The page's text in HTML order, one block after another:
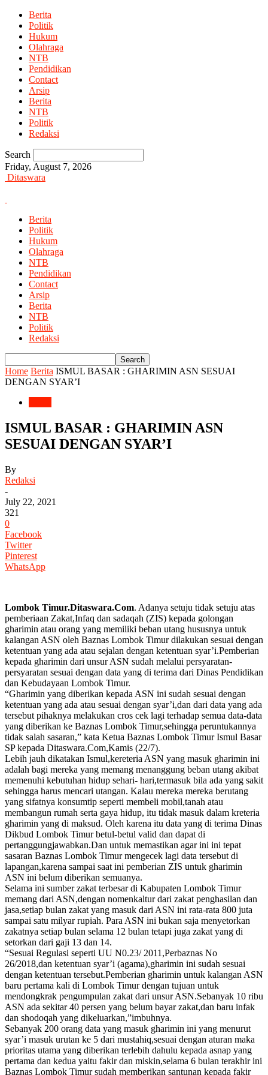
Berita
Politik
Hukum
Olahraga
NTB
Pendidikan
Contact
Arsip
Berita
NTB
Politik
Redaksi
Search
Friday, August 7, 2026
Ditaswara
Berita
Politik
Hukum
Olahraga
NTB
Pendidikan
Contact
Arsip
Berita
NTB
Politik
Redaksi
Home Berita ISMUL BASAR : GHARIMIN ASN SESUAI
DENGAN SYAR’I
ISMUL BASAR : GHARIMIN ASN
SESUAI DENGAN SYAR’I
By
Redaksi
-
July 22, 2021
321
0
Facebook
Twitter
Pinterest
WhatsApp
Lombok Timur.Ditaswara.Com. Adanya setuju tidak setuju atas
pemberiaan Zakat,Infaq dan sadaqah (ZIS) kepada golongan
gharimin atau orang yang memiliki beban utang hususnya untuk
kalangan ASN oleh Baznas Lombok Timur dilakukan sesuai dengan
ketentuan yang ada atau sejalan dengan ketentuan syar’i.Pemberian
kepada gharimin dari unsur ASN sudah melalui persyaratan-
persyaratan sesuai dengan data yang di terima dari Dinas Pendidikan
dan Kebudayaan Lombok Timur.
“Gharimin yang diberikan kepada ASN ini sudah sesuai dengan
ketentuan yang ada atau sesuai dengan syar’i,dan dari data yang ada
tersebut pihaknya melakukan cros cek lagi terhadap semua data-data
yang diberikan ke Baznas Lombok Timur,sehingga peruntukannya
tidak salah sasaran,” kata Ketua Baznas Lombok Timur Ismul Basar
SP kepada Ditaswara.Com,Kamis (22/7).
Lebih jauh dikatakan Ismul,kereteria ASN yang masuk gharimin ini
adalah bagi mereka yang memang menanggung beban utang akibat
memenuhi kebutuhan hidup sehari- hari,termasuk bila ada yang sakit
sehingga harus mencari utangan. Kalau mereka mereka berutang
yang sifatnya konsumtip seperti membeli mobil,tanah atau
membangun rumah serta gaya hidup, itu tidak masuk dalam kreteria
gharimin yang di maksud. Oleh karena itu data yang di terima Dinas
Dikbud Lombok Timur betul-betul valid dan dapat di
pertanggungjawabkan.Dan untuk memastikan agar ini ini tepat
sasaran Baznas Lombok Timur mengecek lagi data tersebut di
lapangan,karena sampai saat ini pemberian ZIS untuk gharimin
ASN ini belum diberikan semuanya.
Selama ini sumber zakat terbesar di Kabupaten Lombok Timur
memang dari ASN,dengan nomenkaltur dari zakat penghasilan dan
jasa,setiap bulan zakat yang masuk dari ASN ini rata-rata 800 juta
sampai satu milyar rupiah. Para ASN ini bukan saja menyetorkan
zakatnya setiap bulan selama 12 bulan tetapi juga zakat yang di
setorkan dari gaji 13 dan 14.
“Sesuai Regulasi seperti UU N0.23/ 2011,Perbaznas No
26/2018,dan ketentuan syar’i (agama),gharimin ini sudah sesuai
dengan ketentuan tersebut.Pemberian gharimin untuk kalangan ASN
baru pertama kali di Lombok Timur dengan tujuan untuk
mendongkrak pengumpulan zakat dari unsur ASN.Sebanyak 10 ribu
ASN ada sekitar 40 persen yang belum bayar zakat,dan baru infak
dan shodoqah yang dikeluarkan,”imbuhnya.
Sebanyak 200 orang data yang masuk gharimin ini yang menurut
syar’i masuk urutan ke 5 dari mustahiq,sesuai dengan aturan maka
prioritas utama yang diberikan terlebih dahulu kepada asnap yang
pertama dan kedua yaitu fakir dan miskin,selama 6 bulan terakhir ini
Baznas Lombok Timur sudah memberikan santunan kepada fakir